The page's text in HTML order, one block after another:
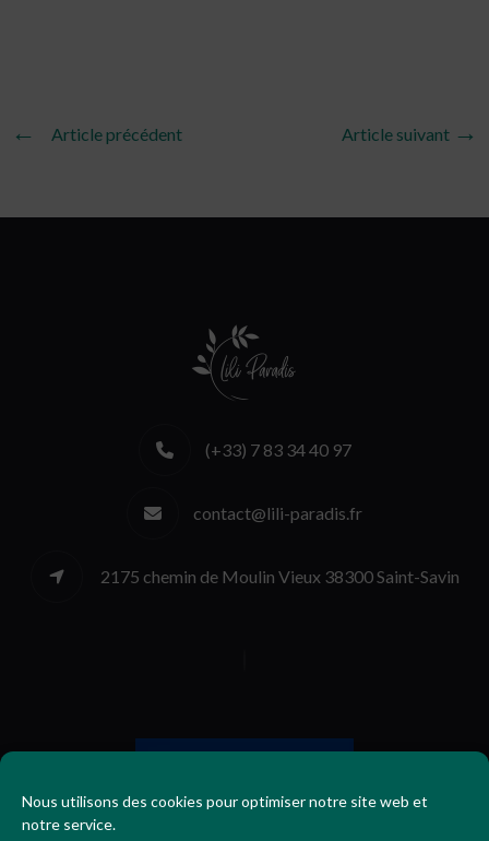
Nous utilisons des cookies pour optimiser notre site web et
notre service.
Article précédent Article suivant
(+33) 7 83 34 40 97
contact@lili-paradis.fr
2175 chemin de Moulin Vieux 38300 Saint-Savin